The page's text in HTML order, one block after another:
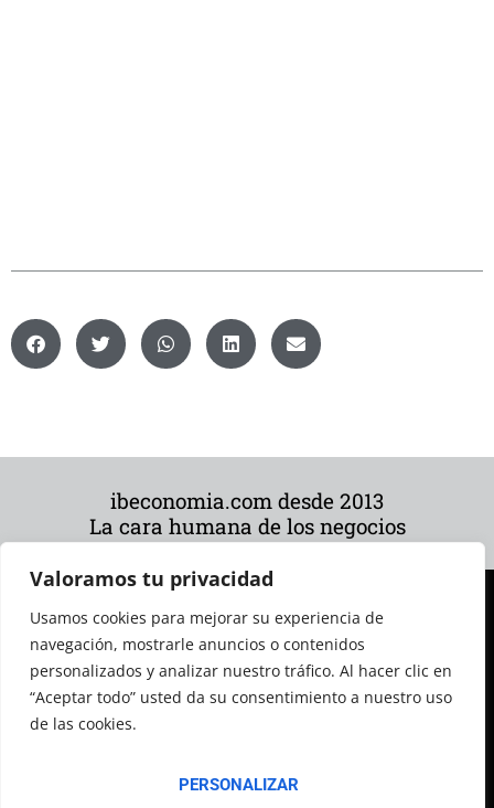
Valoramos tu privacidad
Usamos cookies para mejorar su experiencia de
navegación, mostrarle anuncios o contenidos
personalizados y analizar nuestro tráfico. Al hacer clic en
“Aceptar todo” usted da su consentimiento a nuestro uso
de las cookies.
PERSONALIZAR
ibeconomia.com desde 2013
La cara humana de los negocios